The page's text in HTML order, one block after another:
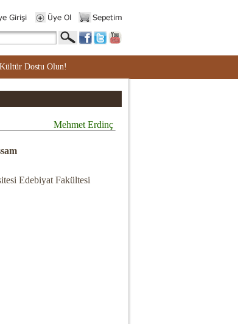
Kültür Dostu Olun!
Mehmet Erdinç
Edebiyat Fakültesi